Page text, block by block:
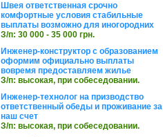
Швея ответственная срочно
комфортные условия стабильные
выплаты возможно для иногородних
З/п: 30 000 - 35 000 грн.
Инженер-конструктор с образованием
оформим официально выплаты
вовремя предоставляем жилье
З/п: высокая, при собеседовании.
Инженер-технолог на призводство
ответственный обеды и проживание за
наш счет
З/п: высокая, при собеседовании.